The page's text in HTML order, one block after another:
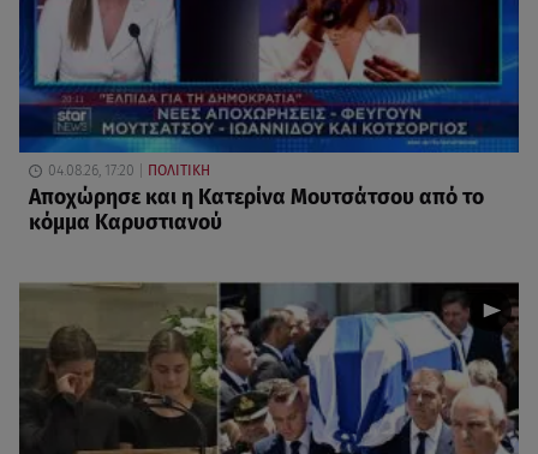
04.08.26, 17:20 ΠΟΛΙΤΙΚΗ
Αποχώρησε και η Κατερίνα Μουτσάτσου από το
κόμμα Καρυστιανού